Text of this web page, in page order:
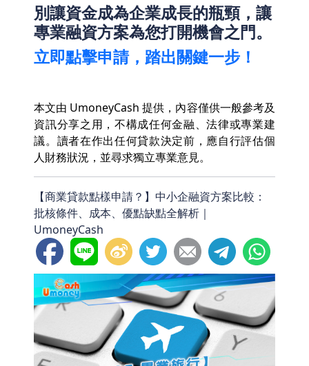
別讓資金成為企業成長的瓶頸，讓
專業融資方案為您打開機會之門。
立即點擊申請，踏出關鍵一步！
本文由 UmoneyCash 提供，內容僅供一般參考及
資訊分享之用，不構成任何金融、法律或專業建
議。讀者在作出任何貸款決定前，應自行評估個
人財務狀況，並尋求獨立專業意見。
【商業貸款點樣申請？】中小企融資方案比較：
批核條件、成本、優點缺點全解析｜
UmoneyCash